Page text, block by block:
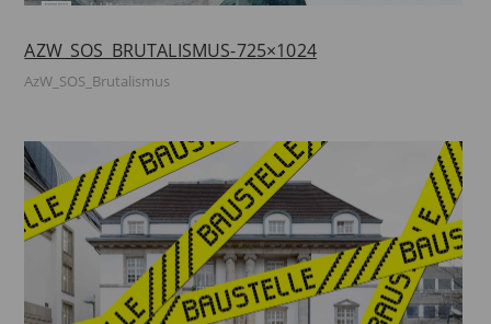
AZW_SOS_BRUTALISMUS-725×1024
AzW_SOS_Brutalismus